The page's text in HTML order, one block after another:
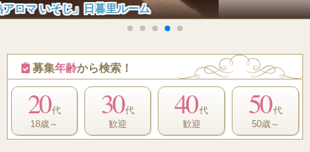
亀有ラグジュアリー
募集年齢から検索！
20 代
18歳～
30 代
歓迎
40 代
歓迎
50 代
50歳～